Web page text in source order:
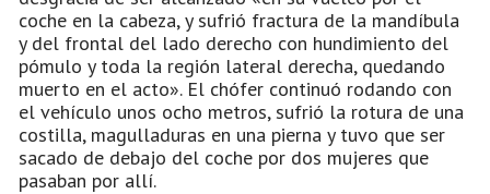
coche en la cabeza, y sufrió fractura de la mandíbula
y del frontal del lado derecho con hundimiento del
pómulo y toda la región lateral derecha, quedando
muerto en el acto». El chófer continuó rodando con
el vehículo unos ocho metros, sufrió la rotura de una
costilla, magulladuras en una pierna y tuvo que ser
sacado de debajo del coche por dos mujeres que
pasaban por allí.